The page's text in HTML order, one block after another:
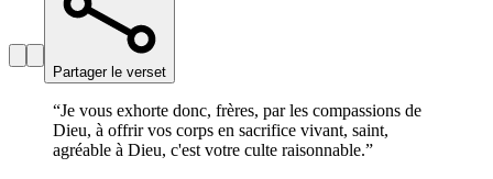
Partager le verset
“Je vous exhorte donc, frères, par les compassions de
Dieu, à offrir vos corps en sacrifice vivant, saint,
agréable à Dieu, c'est votre culte raisonnable.”